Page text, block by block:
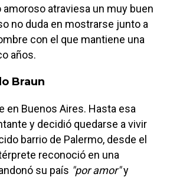
amoroso atraviesa un muy buen
no duda en mostrarse junto a
con el que mantiene una
años.
Braun
en Buenos Aires. Hasta esa
y decidió quedarse a vivir
barrio de Palermo, desde el
reconoció en una
su país "por amor"y